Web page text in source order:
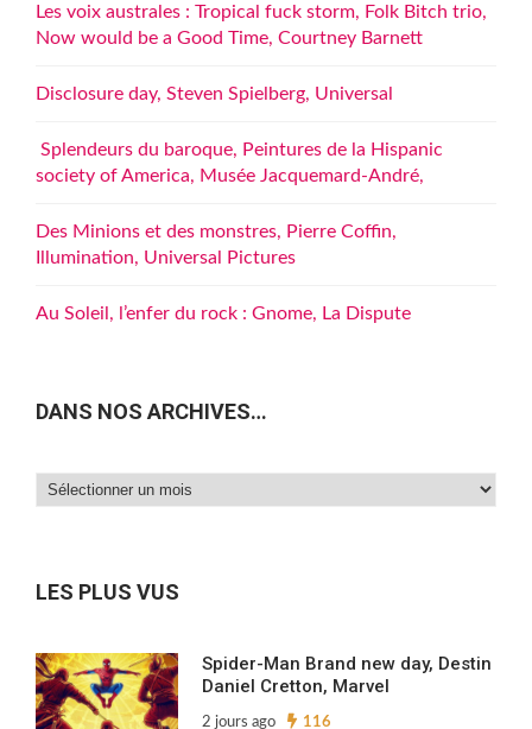
Les voix australes : Tropical fuck storm, Folk Bitch trio,
Now would be a Good Time, Courtney Barnett
Disclosure day, Steven Spielberg, Universal
Splendeurs du baroque, Peintures de la Hispanic
society of America, Musée Jacquemard-André,
Des Minions et des monstres, Pierre Coffin,
Illumination, Universal Pictures
Au Soleil, l’enfer du rock : Gnome, La Dispute
DANS NOS ARCHIVES…
Dans
LES PLUS VUS
Spider-Man Brand new day, Destin
Daniel Cretton, Marvel
2 jours ago 116